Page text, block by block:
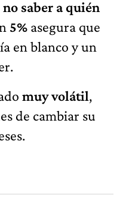
no saber a quién
5% asegura que
en blanco y un
muy volátil,
de cambiar su